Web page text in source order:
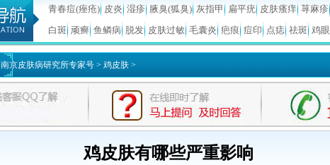
青春痘(痤疮) 皮炎 湿疹 腋臭(狐臭) 灰指甲 扁平疣 皮肤瘙痒 荨麻疹
白斑 顽癣 鱼鳞病 脱发 皮肤过敏 毛囊炎 疤痕 痘印 点痣 祛斑 鸡眼
南京皮肤病研究所专家号 > 鸡皮肤 >
鸡皮肤有哪些严重影响